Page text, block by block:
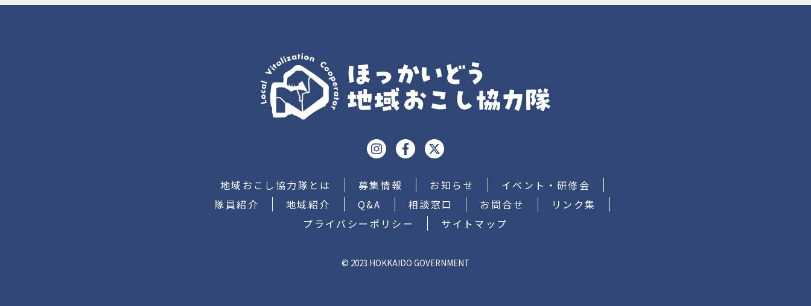
地域おこし協力隊とは 募集情報 お知らせ
イベント・研修会
隊員紹介
地域紹介 Q&A 相談窓口 お問合せ
リンク集
プライバシーポリシー
サイトマップ
© 2023 HOKKAIDO GOVERNMENT